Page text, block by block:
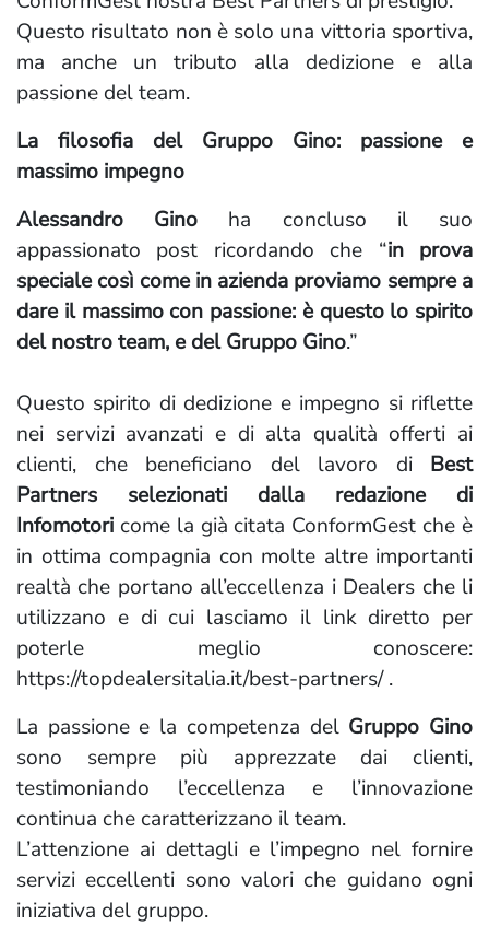
Questo risultato non è solo una vittoria sportiva,
ma anche un tributo alla dedizione e alla
passione del team.
La filosofia del Gruppo Gino: passione e
massimo impegno
Alessandro Gino ha concluso il suo
appassionato post ricordando che “in prova
speciale così come in azienda proviamo sempre a
dare il massimo con passione: è questo lo spirito
del nostro team, e del Gruppo Gino.”
Questo spirito di dedizione e impegno si riflette
nei servizi avanzati e di alta qualità offerti ai
clienti, che beneficiano del lavoro di Best
Partners selezionati dalla redazione di
Infomotori come la già citata ConformGest che è
in ottima compagnia con molte altre importanti
realtà che portano all’eccellenza i Dealers che li
utilizzano e di cui lasciamo il link diretto per
poterle meglio conoscere:
https://topdealersitalia.it/best-partners/ .
La passione e la competenza del Gruppo Gino
sono sempre più apprezzate dai clienti,
testimoniando l’eccellenza e l’innovazione
continua che caratterizzano il team.
L’attenzione ai dettagli e l’impegno nel fornire
servizi eccellenti sono valori che guidano ogni
iniziativa del gruppo.